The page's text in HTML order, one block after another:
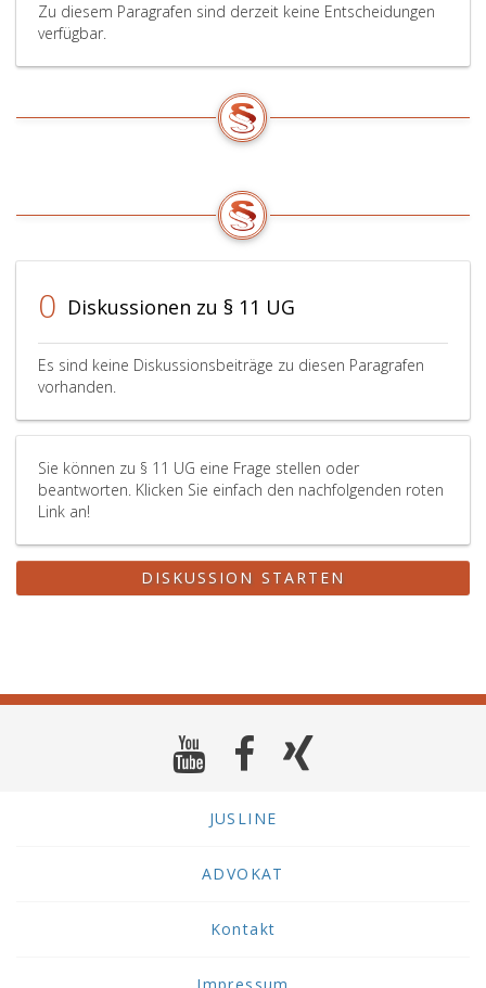
Zu diesem Paragrafen sind derzeit keine Entscheidungen
verfügbar.
0 Diskussionen zu § 11 UG
Es sind keine Diskussionsbeiträge zu diesen Paragrafen
vorhanden.
Sie können zu § 11 UG eine Frage stellen oder
beantworten. Klicken Sie einfach den nachfolgenden roten
Link an!
DISKUSSION STARTEN
JUSLINE
ADVOKAT
Kontakt